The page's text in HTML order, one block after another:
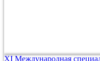
XI Международная